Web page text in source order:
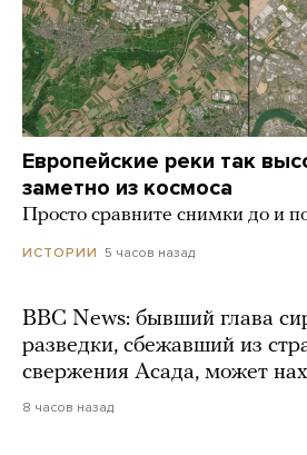
Европейские реки так
заметно из космоса
Просто сравните снимки до и
ИСТОРИИ 5 часов назад
BBC News: бывший глава
разведки, сбежавший из
свержения Асада, может
8 часов назад